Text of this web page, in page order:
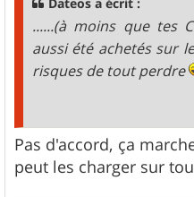
......(à moins que tes
aussi été achetés sur
risques de tout perdre
Pas d'accord, ça
peut les charger sur